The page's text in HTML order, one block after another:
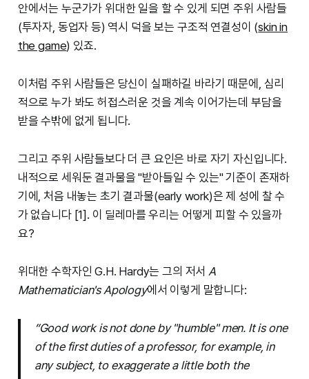
안에서는 누군가가 위대한 일을 할 수 있게 되면 주위 사람들
(투자자, 동업자 등) 역시 덕을 보는 구조적 연결성이 (skin in
the game) 있죠.
이처럼 주위 사람들은 당신이 실패하길 바라기 때문에, 심리
적으로 누가 봐도 허접스러운 것을 계속 이어가는데 부담을
받을 수밖에 없게 됩니다.
그리고 주위 사람들보다 더 큰 요인은 바로 자기 자신입니다.
내적으로 세워둔 결과물을 "받아들일 수 있는" 기준이 존재하
기에, 처음 내놓는 초기 결과물(early work)은 제 성에 찰 수
가 없습니다 [1]. 이 딜레마를 우리는 어떻게 피할 수 있을까
요?
위대한 수학자인 G.H. Hardy는 그의 저서 A
Mathematician's Apology에서 이렇게 말합니다:
“Good work is not done by "humble" men. It is one
of the first duties of a professor, for example, in
any subject, to exaggerate a little both the